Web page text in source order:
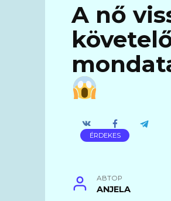
A nő
ÉRDEKES
АВТОР
ANJELA